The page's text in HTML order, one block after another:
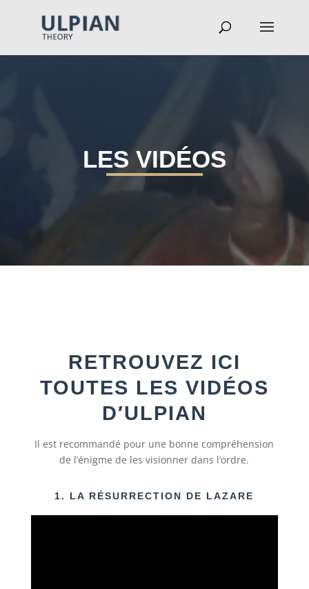
LES VIDÉOS
RETROUVEZ ICI
TOUTES LES VIDÉOS
D′ULPIAN
Il est recommandé pour une bonne compréhension
de l’énigme de les visionner dans l’ordre.
1. LA RÉSURRECTION DE LAZARE